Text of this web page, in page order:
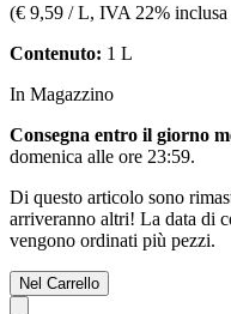
(€ 9,59 / L, IVA 22% inclusa
Contenuto: 1 L
In Magazzino
Consegna entro il giorno
domenica alle ore 23:59.
Di questo articolo sono
arriveranno altri! La data di
vengono ordinati più pezzi.
Nel Carrello